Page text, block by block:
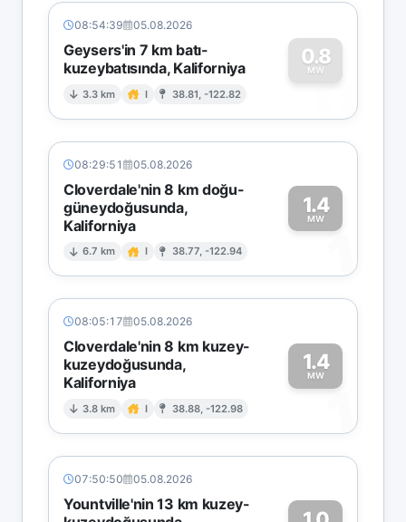
08:54:39 05.08.2026
Geysers'in 7 km batı-
kuzeybatısında, Kaliforniya
3.3 km I 38.81, -122.82
0.8
MW
0
08:29:51 05.08.2026
Cloverdale'nin 8 km doğu-
güneydoğusunda,
Kaliforniya
6.7 km I 38.77, -122.94
1.4
MW
1
08:05:17 05.08.2026
Cloverdale'nin 8 km kuzey-
kuzeydoğusunda,
Kaliforniya
3.8 km I 38.88, -122.98
1.4
MW
1
07:50:50 05.08.2026
Yountville'nin 13 km kuzey-